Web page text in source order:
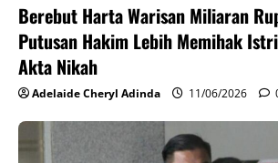
Berebut Harta Warisan Miliaran
Putusan Hakim Lebih Memihak
Akta Nikah
Adelaide Cheryl Adinda 11/06/2026